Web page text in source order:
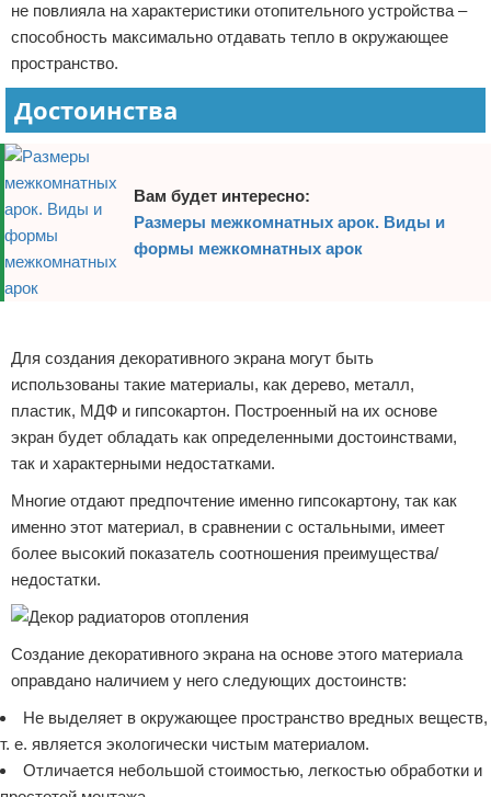
не повлияла на характеристики отопительного устройства –
способность максимально отдавать тепло в окружающее
пространство.
Достоинства
Вам будет интересно:
Размеры межкомнатных арок. Виды и
формы межкомнатных арок
Для создания декоративного экрана могут быть
использованы такие материалы, как дерево, металл,
пластик, МДФ и гипсокартон. Построенный на их основе
экран будет обладать как определенными достоинствами,
так и характерными недостатками.
Многие отдают предпочтение именно гипсокартону, так как
именно этот материал, в сравнении с остальными, имеет
более высокий показатель соотношения преимущества/
недостатки.
Создание декоративного экрана на основе этого материала
оправдано наличием у него следующих достоинств:
Не выделяет в окружающее пространство вредных веществ,
т. е. является экологически чистым материалом.
Отличается небольшой стоимостью, легкостью обработки и